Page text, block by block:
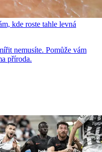
kde roste tahle levná
nemusíte. Pomůže vám
příroda.